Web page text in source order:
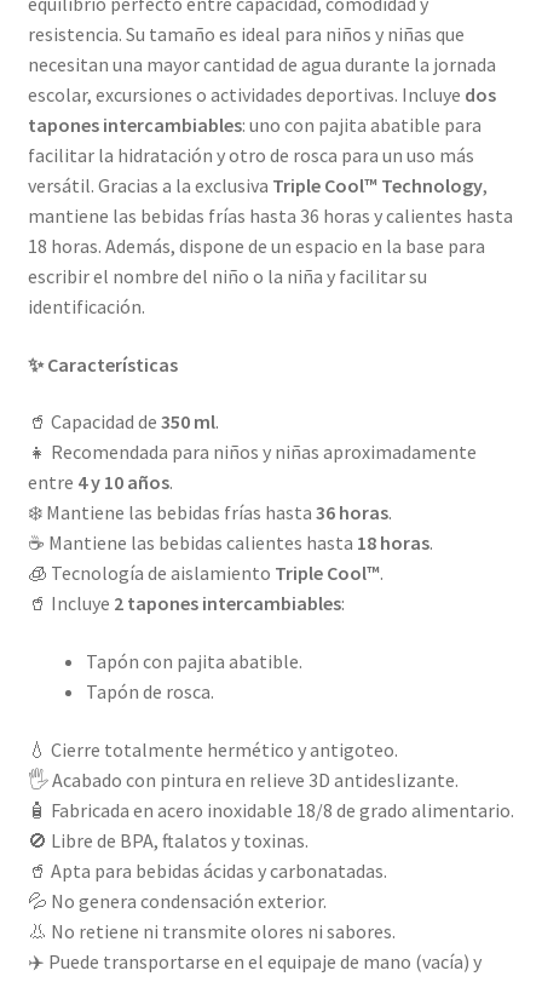
resistencia. Su tamaño es ideal para niños y niñas que
necesitan una mayor cantidad de agua durante la jornada
escolar, excursiones o actividades deportivas. Incluye dos
tapones intercambiables: uno con pajita abatible para
facilitar la hidratación y otro de rosca para un uso más
versátil. Gracias a la exclusiva Triple Cool™ Technology,
mantiene las bebidas frías hasta 36 horas y calientes hasta
18 horas. Además, dispone de un espacio en la base para
escribir el nombre del niño o la niña y facilitar su
identificación.
✨ Características
🥤 Capacidad de 350 ml.
👧 Recomendada para niños y niñas aproximadamente
entre 4 y 10 años.
❄️ Mantiene las bebidas frías hasta 36 horas.
☕ Mantiene las bebidas calientes hasta 18 horas.
🧊 Tecnología de aislamiento Triple Cool™.
🥤 Incluye 2 tapones intercambiables:
Tapón con pajita abatible.
Tapón de rosca.
💧 Cierre totalmente hermético y antigoteo.
🖐️ Acabado con pintura en relieve 3D antideslizante.
🧴 Fabricada en acero inoxidable 18/8 de grado alimentario.
🚫 Libre de BPA, ftalatos y toxinas.
🥤 Apta para bebidas ácidas y carbonatadas.
💦 No genera condensación exterior.
👃 No retiene ni transmite olores ni sabores.
✈️ Puede transportarse en el equipaje de mano (vacía) y